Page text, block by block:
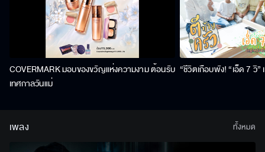
COVERMARK มอบของขวัญแห่งความงาม ต้อนรับ
เทศกาลวันแม่
“ชีวิตเกือบพัง! “เอ็ด 7 วิ
เพลง ทั้งหมด